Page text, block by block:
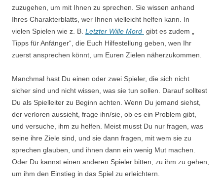
zuzugehen, um mit Ihnen zu sprechen. Sie wissen anhand
Ihres Charakterblatts, wer Ihnen vielleicht helfen kann. In
vielen Spielen wie z. B. Letzter Wille Mord gibt es zudem
Tipps für Anfänger“, die Euch Hilfestellung geben, wen Ihr
zuerst ansprechen könnt, um Euren Zielen näherzukommen.
Manchmal hast Du einen oder zwei Spieler, die sich nicht
sicher sind und nicht wissen, was sie tun sollen. Darauf solltest
Du als Spielleiter zu Beginn achten. Wenn Du jemand siehst,
der verloren aussieht, frage ihn/sie, ob es ein Problem gibt,
und versuche, ihm zu helfen. Meist musst Du nur fragen, was
seine ihre Ziele sind, und sie dann fragen, mit wem sie zu
sprechen glauben, und ihnen dann ein wenig Mut machen.
Oder Du kannst einen anderen Spieler bitten, zu ihm zu gehen,
um ihm den Einstieg in das Spiel zu erleichtern.